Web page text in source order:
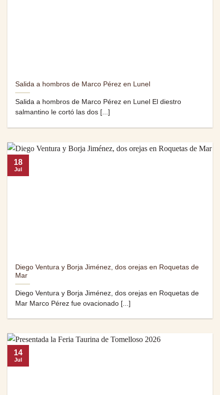
Salida a hombros de Marco Pérez en Lunel
Salida a hombros de Marco Pérez en Lunel El diestro
salmantino le cortó las dos [...]
Diego Ventura y Borja Jiménez, dos orejas en Roquetas de
Mar
Diego Ventura y Borja Jiménez, dos orejas en Roquetas de
Mar Marco Pérez fue ovacionado [...]
18
Jul
14
Jul